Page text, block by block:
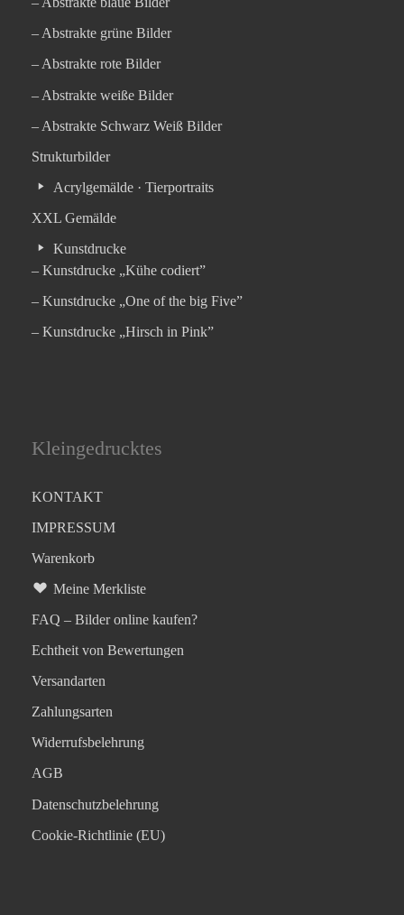
– Abstrakte grüne Bilder
– Abstrakte rote Bilder
– Abstrakte weiße Bilder
– Abstrakte Schwarz Weiß Bilder
Strukturbilder
Acrylgemälde · Tierportraits
XXL Gemälde
Kunstdrucke
– Kunstdrucke „Kühe codiert”
– Kunstdrucke „One of the big Five”
– Kunstdrucke „Hirsch in Pink”
Kleingedrucktes
KONTAKT
IMPRESSUM
Warenkorb
Meine Merkliste
FAQ – Bilder online kaufen?
Echtheit von Bewertungen
Versandarten
Zahlungsarten
Widerrufsbelehrung
AGB
Datenschutzbelehrung
Cookie-Richtlinie (EU)